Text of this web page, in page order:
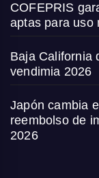
COFEPRIS
aptas para uso
Baja California
vendimia 2026
Japón cambia
reembolso de
2026